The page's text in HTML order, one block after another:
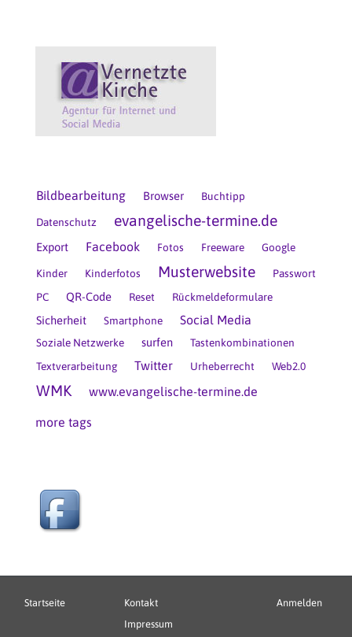
Bildbearbeitung Browser Buchtipp
Datenschutz evangelische-termine.de
Export Facebook Fotos Freeware Google
Kinder Kinderfotos Musterwebsite
Passwort
PC
QR-Code Reset Rückmeldeformulare
Sicherheit Smartphone Social Media
Soziale Netzwerke surfen
Tastenkombinationen
Textverarbeitung
Twitter Urheberrecht Web2.0
WMK www.evangelische-termine.de
more tags
Hauptnavigation
Startseite Fußbereichsmenü
Kontakt
Impressum
Anmelden